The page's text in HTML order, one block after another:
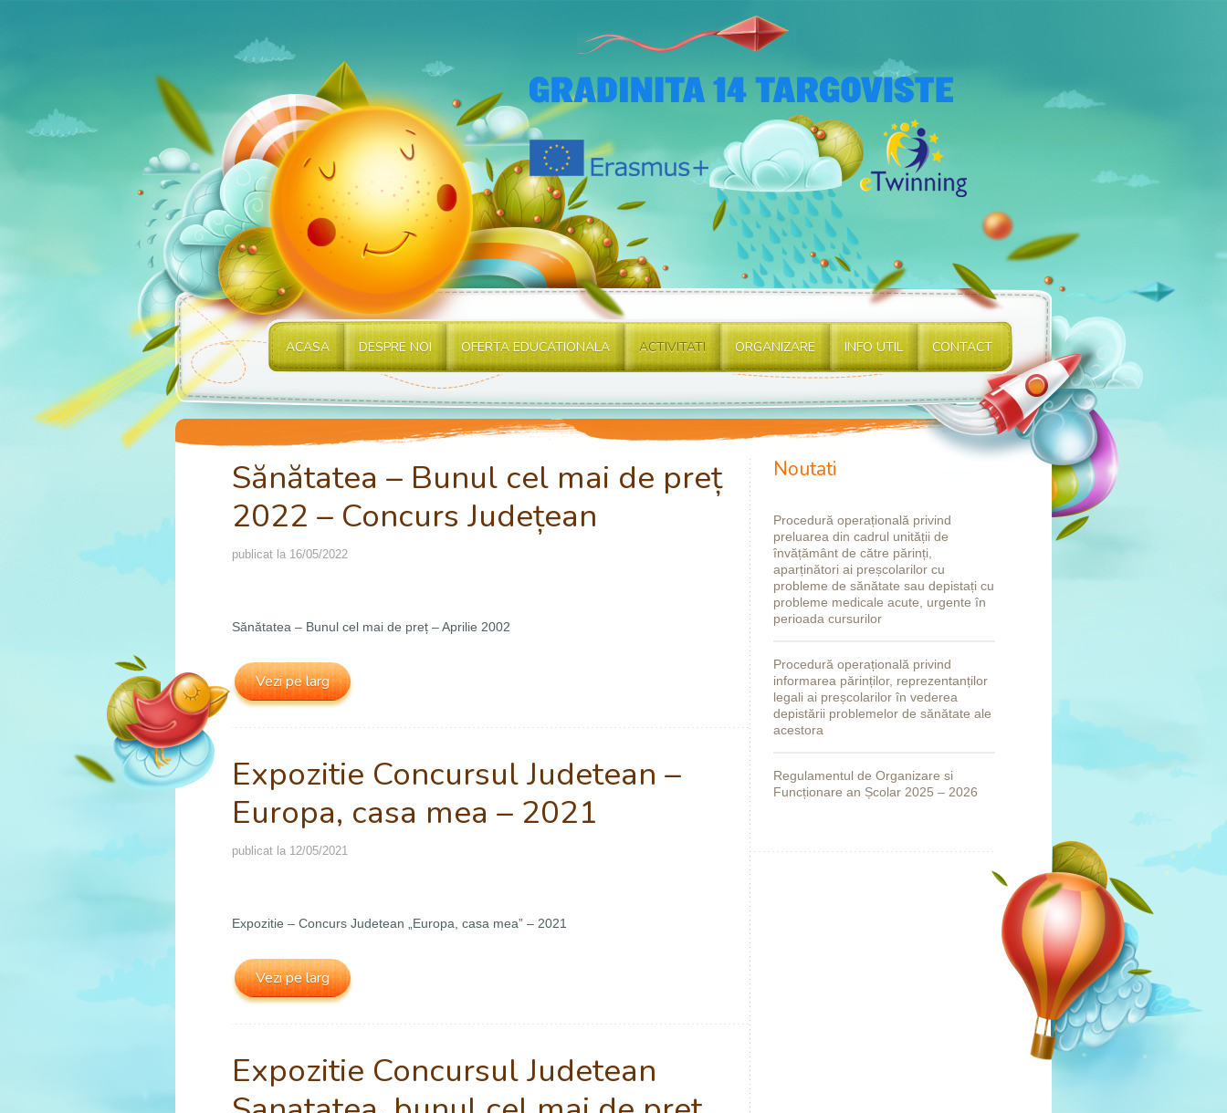
ACASA DESPRE NOI OFERTA EDUCATIONALA ACTIVITATI ORGANIZARE INFO UTIL CONTACT
Sănătatea – Bunul cel mai de preț
2022 – Concurs Județean
publicat la 16/05/2022
Sănătatea – Bunul cel mai de preț – Aprilie 2002
Vezi pe larg
Expozitie Concursul Judetean –
Europa, casa mea – 2021
publicat la 12/05/2021
Expozitie – Concurs Judetean „Europa, casa mea” – 2021
Vezi pe larg
Expozitie Concursul Judetean
Noutati
Procedură operațională privind
preluarea din cadrul unității de
învățământ de către părinți,
aparținători ai preșcolarilor cu
probleme de sănătate sau depistați cu
probleme medicale acute, urgente în
perioada cursurilor
Procedură operațională privind
informarea părinților, reprezentanților
legali ai preșcolarilor în vederea
depistării problemelor de sănătate ale
acestora
Regulamentul de Organizare si
Funcționare an Școlar 2025 – 2026